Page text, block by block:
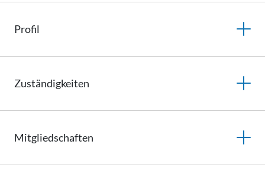
Profil
Zuständigkeiten
Mitgliedschaften